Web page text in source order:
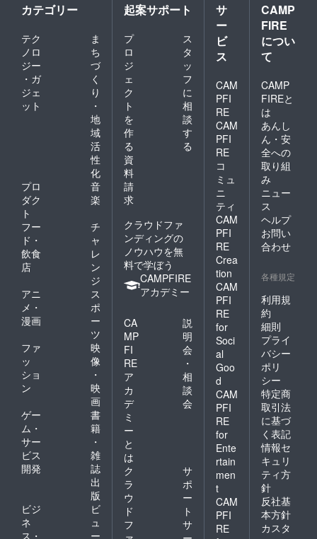
カテゴリー
テク
ノロ
ジー
・ガ
ジェ
ット
ま
ち
づ
く
り
・
地
域
活
性
化
プロ
ダク
ト
音
楽
フー
ド・
飲食
店
チ
ャ
レ
ン
ジ
アニ
メ・
漫画
ス
ポ
ー
ツ
ファ
ッ
ショ
ン
映
像
・
映
画
ゲー
ム・
サー
ビス
開発
書
籍
・
雑
誌
出
版
ビジ
ネ
ス・
ビ
ュ
ー
起案サポート
プ
ロ
ジ
ェ
ク
ト
を
作
る
ス
タ
ッ
フ
に
相
談
す
る
資
料
請
求
クラウドファ
ンディングの
ノウハウを無
料で学ぼう
CAMPFIRE
アカデミー
CA
MP
FI
RE
ア
カ
デ
ミ
ー
と
は
説
明
会
・
相
談
会
ク
ラ
ウ
ド
フ
サ
ポ
ー
ト
サ
サ
ー
ビ
ス
CAM
PFI
RE
CAM
PFI
RE
コ
ミュ
ニ
ティ
CAM
PFI
RE
Crea
tion
CAM
PFI
RE
for
Soci
al
Goo
d
CAM
PFI
RE
for
Ente
rtain
men
t
CAM
PFI
RE
CAMP
FIRE
につい
て
CAMP
FIREと
は
あんし
ん・安
全への
取り組
み
ニュー
ス
ヘルプ
お問い
合わせ
各種規定
利用規
約
細則
プライ
バシー
ポリ
シー
特定商
取引法
に基づ
く表記
情報セ
キュリ
ティ方
針
反社基
本方針
カスタ